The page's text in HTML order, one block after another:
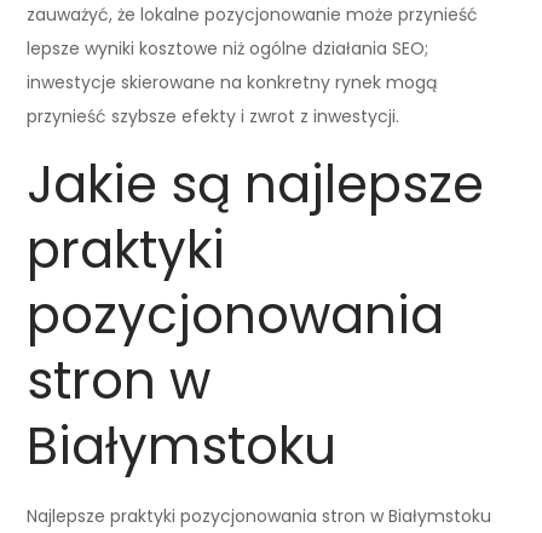
zauważyć, że lokalne pozycjonowanie może przynieść
lepsze wyniki kosztowe niż ogólne działania SEO;
inwestycje skierowane na konkretny rynek mogą
przynieść szybsze efekty i zwrot z inwestycji.
Jakie są najlepsze
praktyki
pozycjonowania
stron w
Białymstoku
Najlepsze praktyki pozycjonowania stron w Białymstoku